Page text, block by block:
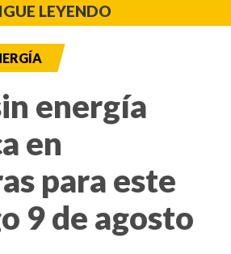
LEYENDO
energía
en
para este
9 de agosto